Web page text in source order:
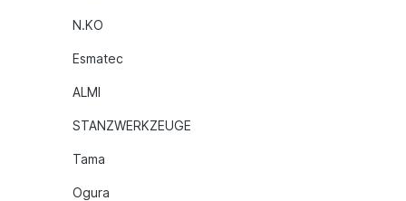
N.KO
Esmatec
ALMI
STANZWERKZEUGE
Tama
Ogura